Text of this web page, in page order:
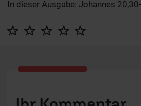
In dieser Ausgabe: Johannes